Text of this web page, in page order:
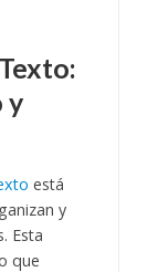
y
está
y
Esta
que